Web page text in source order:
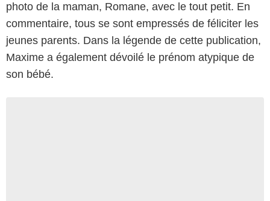
photo de la maman, Romane, avec le tout petit. En
commentaire, tous se sont empressés de féliciter les
jeunes parents. Dans la légende de cette publication,
Maxime a également dévoilé le prénom atypique de
son bébé.